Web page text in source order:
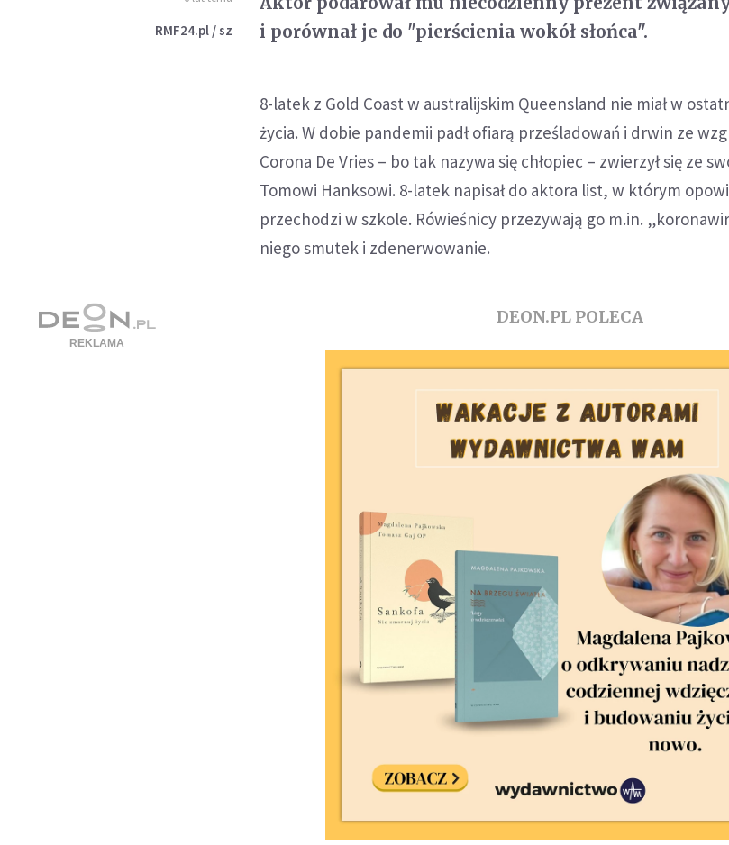
RMF24.pl / sz
i porównał je do "pierścienia wokół słońca".
8-latek z Gold Coast w australijskim Queensland nie miał w
życia. W dobie pandemii padł ofiarą prześladowań i drwin ze
Corona De Vries – bo tak nazywa się chłopiec – zwierzył się ze
Tomowi Hanksowi. 8-latek napisał do aktora list, w którym
przechodzi w szkole. Rówieśnicy przezywają go m.in.
niego smutek i zdenerwowanie.
DEON.PL POLECA